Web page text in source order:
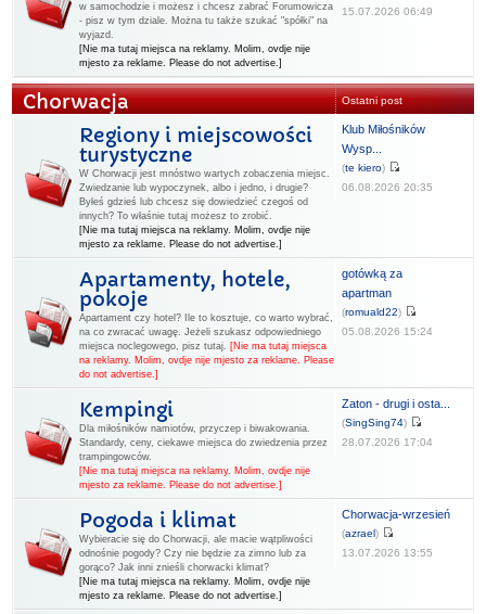
w samochodzie i możesz i chcesz zabrać Forumowicza
- pisz w tym dziale. Można tu także szukać "spółki" na
wyjazd.
[Nie ma tutaj miejsca na reklamy. Molim, ovdje nije
mjesto za reklame. Please do not advertise.]
15.07.2026 06:49
Chorwacja Ostatni post
Regiony i miejscowości
turystyczne
W Chorwacji jest mnóstwo wartych zobaczenia miejsc.
Zwiedzanie lub wypoczynek, albo i jedno, i drugie?
Byłeś gdzieś lub chcesz się dowiedzieć czegoś od
innych? To właśnie tutaj możesz to zrobić.
[Nie ma tutaj miejsca na reklamy. Molim, ovdje nije
mjesto za reklame. Please do not advertise.]
Klub Miłośników
Wysp...
(te kiero)
06.08.2026 20:35
Apartamenty, hotele,
pokoje
Apartament czy hotel? Ile to kosztuje, co warto wybrać,
na co zwracać uwagę. Jeżeli szukasz odpowiedniego
miejsca noclegowego, pisz tutaj. [Nie ma tutaj miejsca
na reklamy. Molim, ovdje nije mjesto za reklame. Please
do not advertise.]
gotówką za
apartman
(romuald22)
05.08.2026 15:24
Kempingi
Dla miłośników namiotów, przyczep i biwakowania.
Standardy, ceny, ciekawe miejsca do zwiedzenia przez
trampingowców.
[Nie ma tutaj miejsca na reklamy. Molim, ovdje nije
mjesto za reklame. Please do not advertise.]
Zaton - drugi i osta...
(SingSing74)
28.07.2026 17:04
Pogoda i klimat
Wybieracie się do Chorwacji, ale macie wątpliwości
odnośnie pogody? Czy nie będzie za zimno lub za
gorąco? Jak inni znieśli chorwacki klimat?
[Nie ma tutaj miejsca na reklamy. Molim, ovdje nije
mjesto za reklame. Please do not advertise.]
Chorwacja-wrzesień
(azrael)
13.07.2026 13:55